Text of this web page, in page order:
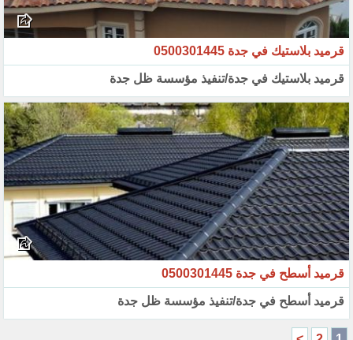
قرميد بلاستيك في جدة 0500301445
قرميد بلاستيك في جدة/تنفيذ مؤسسة ظل جدة
قرميد أسطح في جدة 0500301445
قرميد أسطح في جدة/تنفيذ مؤسسة ظل جدة